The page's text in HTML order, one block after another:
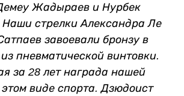
Жадыраев и Нурбек
стрелки Александра Ле
завоевали бронзу в
пневматической винтовки.
за 28 лет награда нашей
виде спорта. Дзюдоист